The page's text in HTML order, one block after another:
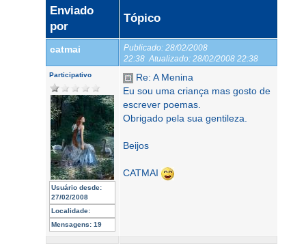
Enviado
por
Tópico
catmai Publicado: 28/02/2008
22:38 Atualizado: 28/02/2008 22:38
Participativo
Usuário desde:
27/02/2008
Localidade:
Mensagens: 19
Re: A Menina
Eu sou uma criança mas gosto de
escrever poemas.
Obrigado pela sua gentileza.
Beijos
CATMAI